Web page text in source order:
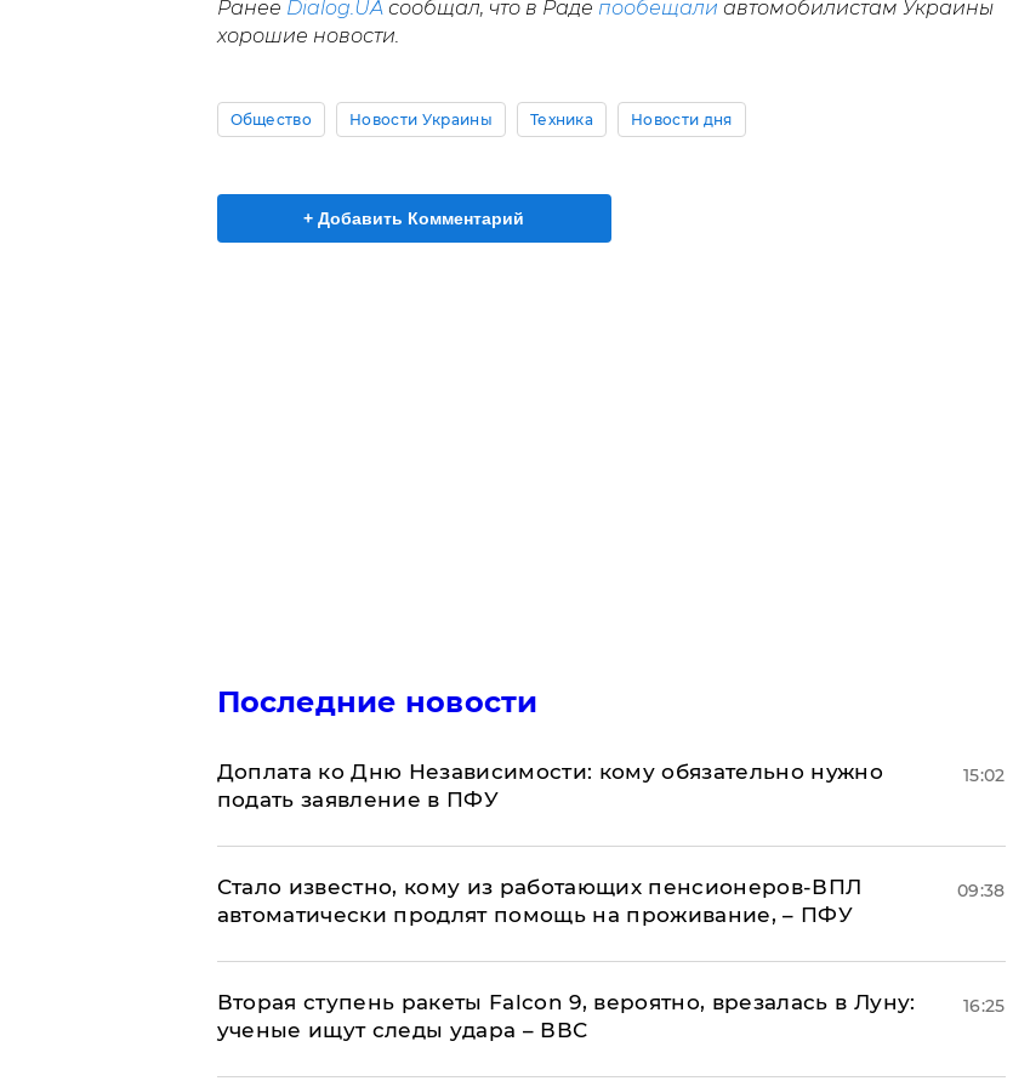
Ранее Dialog.UAсообщал, что в Раде пообещали автомобилистам Украины
хорошие новости.
Общество Новости Украины Техника Новости дня
+ Добавить Комментарий
Последние новости
Доплата ко Дню Независимости: кому обязательно нужно
подать заявление в ПФУ
15:02
Стало известно, кому из работающих пенсионеров-ВПЛ
автоматически продлят помощь на проживание, – ПФУ
09:38
Вторая ступень ракеты Falcon 9, вероятно, врезалась в Луну:
ученые ищут следы удара – ВВС
16:25